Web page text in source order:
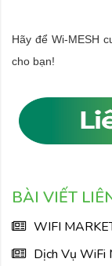
Hãy để Wi-MESH
cho bạn!
BÀI VIẾT
WIFI
Dịch Vụ WiFi